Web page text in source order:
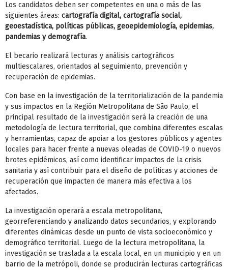
Los candidatos deben ser competentes en una o más de las
siguientes áreas: cartografía digital, cartografía social,
geoestadística, políticas públicas, geoepidemiología, epidemias,
pandemias y demografía.
El becario realizará lecturas y análisis cartográficos
multiescalares, orientados al seguimiento, prevención y
recuperación de epidemias.
Con base en la investigación de la territorialización de la pandemia
y sus impactos en la Región Metropolitana de São Paulo, el
principal resultado de la investigación será la creación de una
metodología de lectura territorial, que combina diferentes escalas
y herramientas, capaz de apoiar a los gestores públicos y agentes
locales para hacer frente a nuevas oleadas de COVID-19 o nuevos
brotes epidémicos, así como identificar impactos de la crisis
sanitaria y así contribuir para el diseño de políticas y acciones de
recuperación que impacten de manera más efectiva a los
afectados.
La investigación operará a escala metropolitana,
georreferenciando y analizando datos secundarios, y explorando
diferentes dinámicas desde un punto de vista socioeconómico y
demográfico territorial. Luego de la lectura metropolitana, la
investigación se traslada a la escala local, en un municipio y en un
barrio de la metrópoli, donde se producirán lecturas cartográficas